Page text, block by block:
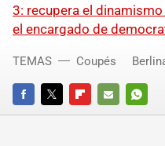
3: recupera el
el encargado de
FACEBOOKTWITTERFLIPBOARD
E-
TEMAS Coupés